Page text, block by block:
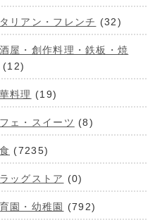
リアン・フレンチ (32)
屋・創作料理・鉄板・焼
(12)
料理 (19)
ェ・スイーツ (8)
(7235)
ッグストア (0)
園・幼稚園 (792)